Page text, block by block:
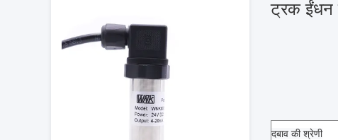
ट्रक ईंधन
दबाव की श्रेणी